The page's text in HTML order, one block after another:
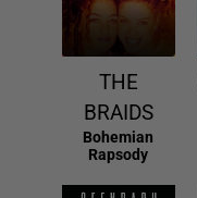
THE
BRAIDS
Bohemian
Rapsody